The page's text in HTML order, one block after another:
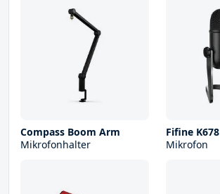
Compass Boom Arm
Mikrofonhalter
Fifine K678
Mikrofon